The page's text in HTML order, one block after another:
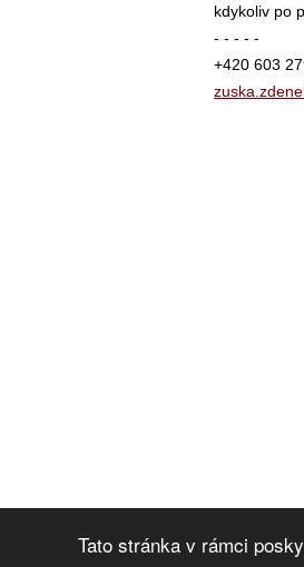
Tato stránka v rámci
kdykoliv po
- - - - -
+420 603
zuska.zd